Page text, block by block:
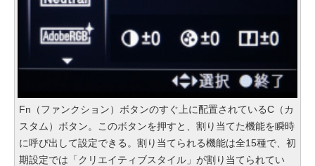
Fn（ファンクション）ボタンのすぐ上に配置されているC（カ
スタム）ボタン。このボタンを押すと、割り当てた機能を瞬時
に呼び出して設定できる。割り当てられる機能は全15種で、初
期設定では「クリエイティブスタイル」が割り当てられてい